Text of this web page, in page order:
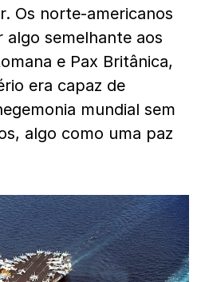
Os norte-americanos
algo semelhante aos
e Pax Britânica,
era capaz de
mundial sem
algo como uma paz